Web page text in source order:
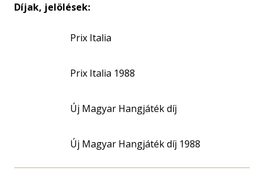
Díjak, jelölések:
Prix Italia
Prix Italia 1988
Új Magyar Hangjáték díj
Új Magyar Hangjáték díj 1988